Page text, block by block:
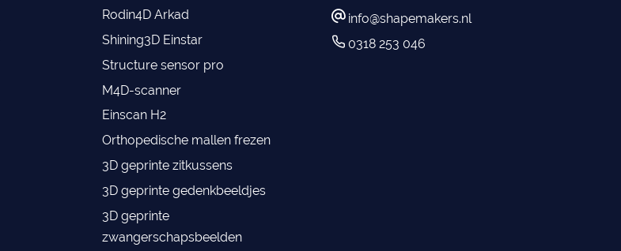
Rodin4D Arkad
Shining3D Einstar
Structure sensor pro
M4D-scanner
Einscan H2
Orthopedische mallen frezen
3D geprinte zitkussens
3D geprinte gedenkbeeldjes
3D geprinte
zwangerschapsbeelden
info@shapemakers.nl
0318 253 046